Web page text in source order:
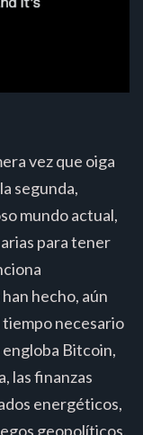
vez que oiga
segunda,
mundo actual,
para tener
hecho, aún
tiempo necesario
Bitcoin,
las finanzas
energéticos,
geopolíticos.